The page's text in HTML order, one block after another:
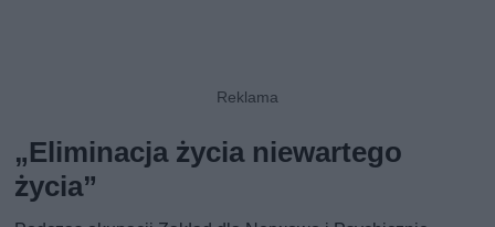
„Eliminacja życia niewartego
życia”